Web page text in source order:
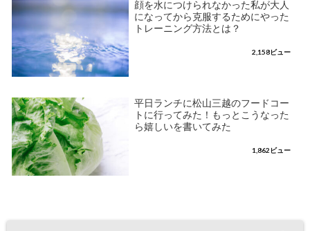
顔を水につけられなかった私が大人
になってから克服するためにやった
トレーニング方法とは？
2,158ビュー
平日ランチに松山三越のフードコー
トに行ってみた！もっとこうなった
ら嬉しいを書いてみた
1,862ビュー